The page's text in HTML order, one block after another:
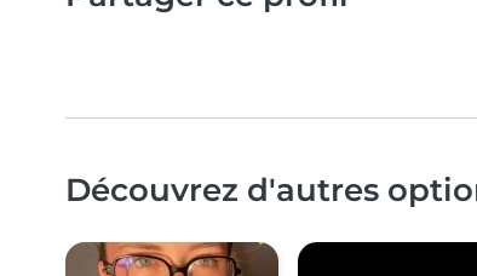
Découvrez d'autres